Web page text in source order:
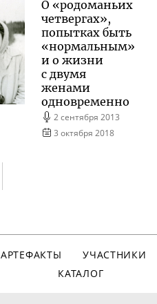
О «родоманьих
четвергах»,
попытках быть
«нормальным»
и о жизни
с двумя
женами
одновременно
2 сентября 2013
3 октября 2018
АРТЕФАКТЫ
УЧАСТНИКИ
КАТАЛОГ